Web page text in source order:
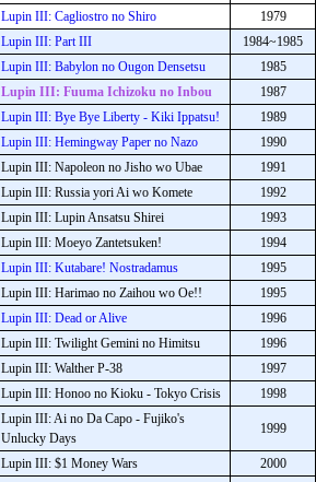
Lupin III: Cagliostro no Shiro 1979
Lupin III: Part III
1984~1985
Lupin III: Babylon no Ougon Densetsu
1985
Lupin III: Fuuma Ichizoku no Inbou
1987
Lupin III: Bye Bye Liberty - Kiki Ippatsu!
1989
Lupin III: Hemingway Paper no Nazo
1990
Lupin III: Napoleon no Jisho wo Ubae
1991
Lupin III: Russia yori Ai wo Komete
1992
Lupin III: Lupin Ansatsu Shirei
1993
Lupin III: Moeyo Zantetsuken!
1994
Lupin III: Kutabare! Nostradamus
1995
Lupin III: Harimao no Zaihou wo Oe!!
1995
Lupin III: Dead or Alive
1996
Lupin III: Twilight Gemini no Himitsu
1996
Lupin III: Walther P-38
1997
Lupin III: Honoo no Kioku - Tokyo Crisis 1998
Lupin III: Ai no Da Capo - Fujiko's
Unlucky Days
1999
Lupin III: $1 Money Wars
2000